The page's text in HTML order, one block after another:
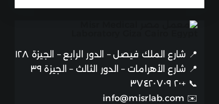
📍 شارع الملك فيصل – الدور الرابع – الجيزة ١٢٨
📍 شارع الأهرامات – الدور الثالث – الجيزة ٣٩
📞 +٢٠ ٣٧٤٢٠٧٠٩
✉️
info@misrlab.com